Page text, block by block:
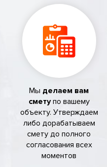
Мы делаем вам
сметупо вашему
объекту. Утверждаем
либо дорабатываем
смету до полного
согласования всех
моментов